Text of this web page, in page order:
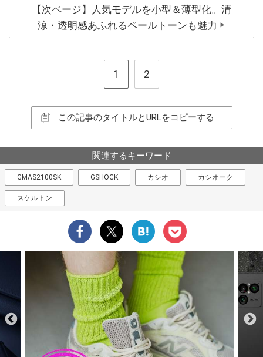
【次ページ】人気モデルを小型＆薄型化。清
涼・透明感あふれるペールトーンも魅力
▶
1 2
この記事のタイトルとURLをコピーする
関連するキーワード
GMAS2100SK GSHOCK カシオ カシオーク
スケルトン